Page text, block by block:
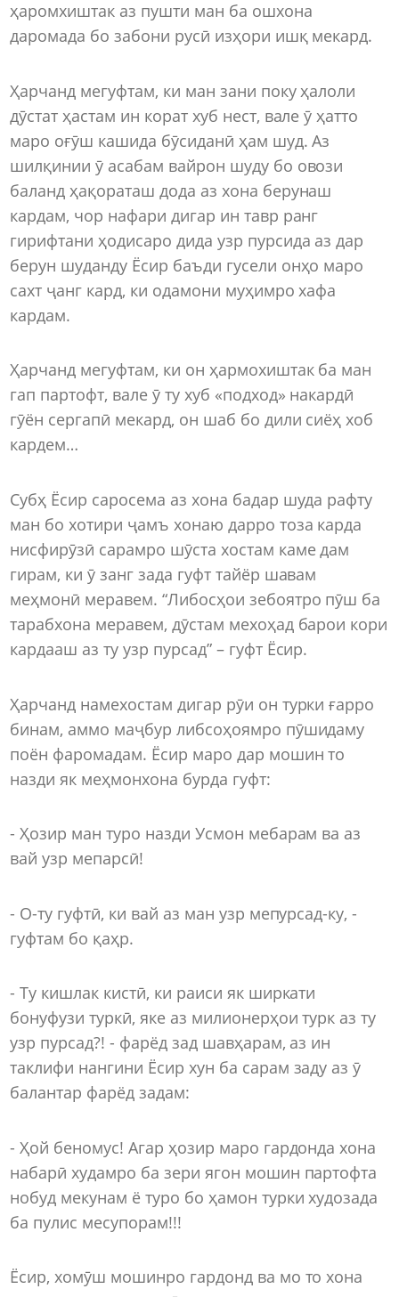
ҳаромхиштак аз пушти ман ба ошхона
даромада бо забони русӣ изҳори ишқ мекард.
Ҳарчанд мегуфтам, ки ман зани поку ҳалоли
дӯстат ҳастам ин корат хуб нест, вале ӯ ҳатто
маро оғӯш кашида бӯсиданӣ ҳам шуд. Аз
шилқинии ӯ асабам вайрон шуду бо овози
баланд ҳақораташ дода аз хона берунаш
кардам, чор нафари дигар ин тавр ранг
гирифтани ҳодисаро дида узр пурсида аз дар
берун шуданду Ёсир баъди гусели онҳо маро
сахт ҷанг кард, ки одамони муҳимро хафа
кардам.
Ҳарчанд мегуфтам, ки он ҳармохиштак ба ман
гап партофт, вале ӯ ту хуб «подход» накардӣ
гӯён сергапӣ мекард, он шаб бо дили сиёҳ хоб
кардем…
Субҳ Ёсир саросема аз хона бадар шуда рафту
ман бо хотири ҷамъ хонаю дарро тоза карда
нисфирӯзӣ сарамро шӯста хостам каме дам
гирам, ки ӯ занг зада гуфт тайёр шавам
меҳмонӣ меравем. “Либосҳои зебоятро пӯш ба
тарабхона меравем, дӯстам мехоҳад барои кори
кардааш аз ту узр пурсад” – гуфт Ёсир.
Ҳарчанд намехостам дигар рӯи он турки ғарро
бинам, аммо маҷбур либсоҳоямро пӯшидаму
поён фаромадам. Ёсир маро дар мошин то
назди як меҳмонхона бурда гуфт:
- Ҳозир ман туро назди Усмон мебарам ва аз
вай узр мепарсӣ!
- О-ту гуфтӣ, ки вай аз ман узр мепурсад-ку, -
гуфтам бо қаҳр.
- Ту кишлак кистӣ, ки раиси як ширкати
бонуфузи туркӣ, яке аз милионерҳои турк аз ту
узр пурсад?! - фарёд зад шавҳарам, аз ин
таклифи нангини Ёсир хун ба сарам заду аз ӯ
балантар фарёд задам:
- Ҳой беномус! Агар ҳозир маро гардонда хона
набарӣ худамро ба зери ягон мошин партофта
нобуд мекунам ё туро бо ҳамон турки худозада
ба пулис месупорам!!!
Ёсир, хомӯш мошинро гардонд ва мо то хона